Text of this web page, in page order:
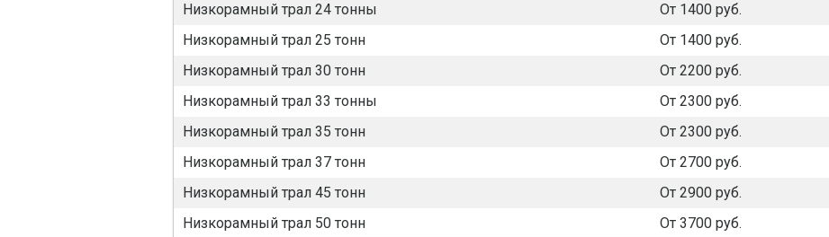
Низкорамный трал 24 тонны
От 1400 руб.
Низкорамный трал 25 тонн
От 1400 руб.
Низкорамный трал 30 тонн
От 2200 руб.
Низкорамный трал 33 тонны
От 2300 руб.
Низкорамный трал 35 тонн
От 2300 руб.
Низкорамный трал 37 тонн
От 2700 руб.
Низкорамный трал 45 тонн
От 2900 руб.
Низкорамный трал 50 тонн
От 3700 руб.